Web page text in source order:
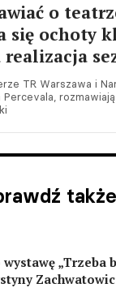
o
się ochoty
TR Warszawa i
także
„Trzeba